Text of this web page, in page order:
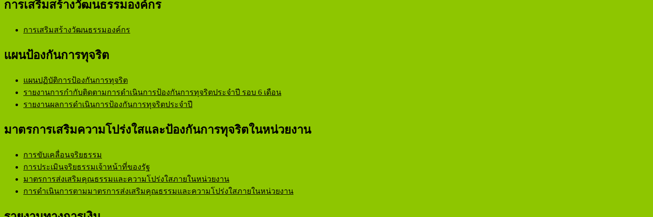
การเสริมสร้างวัฒนธรรมองค์กร
การเสริมสร้างวัฒนธรรมองค์กร
แผนป้องกันการทุจริต
แผนปฏิบัติการป้องกันการทุจริต
รายงานการกำกับติดตามการดำเนินการป้องกันการทุจริตประจำปี รอบ 6 เดือน
รายงานผลการดำเนินการป้องกันการทุจริตประจำปี
มาตรการเสริมความโปร่งใสและป้องกันการทุจริตในหน่วยงาน
การขับเคลื่อนจริยธรรม
การประเมินจริยธรรมเจ้าหน้าที่ของรัฐ
มาตรการส่งเสริมคุณธรรมและความโปร่งใสภายในหน่วยงาน
การดำเนินการตามมาตรการส่งเสริมคุณธรรมและความโปร่งใสภายในหน่วยงาน